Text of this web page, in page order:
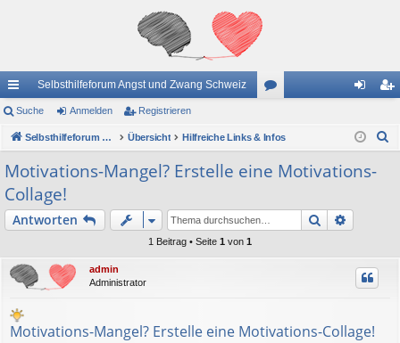
ch
ne
llz
ug
riff
Selbsthilfeforum Angst und Zwang Schweiz
en m ist
Suche Anmelden Registrieren
Selbsthilfeforum Angst und Zwang Schweiz Übersicht Hilfreiche Links & Infos
Motivations-Mangel? Erstelle eine Motivations-
Collage!
Antworten Suche
1 Beitrag • Seite 1 von 1
admin
Administrator
Motivations-Mangel? Erstelle eine Motivations-Collage!